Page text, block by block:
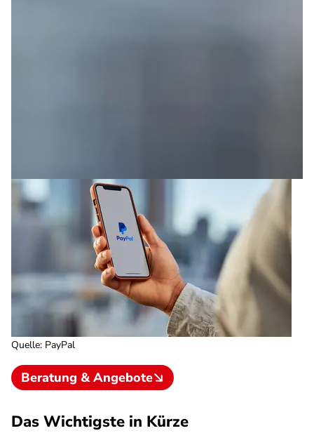
Quelle: PayPal
Beratung & Angebote
Das Wichtigste in Kürze